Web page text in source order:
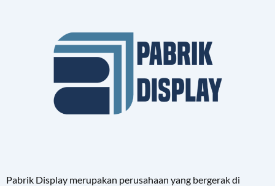
Pabrik Display merupakan perusahaan yang bergerak di